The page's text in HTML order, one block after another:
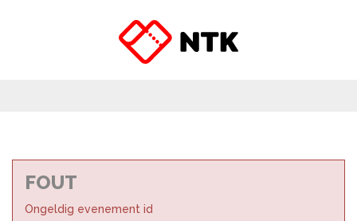
FOUT
Ongeldig evenement id